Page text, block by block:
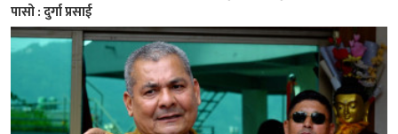
पासो : दुर्गा प्रसाई